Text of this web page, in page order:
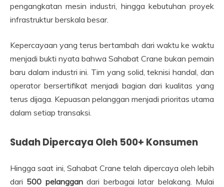
pengangkatan mesin industri, hingga kebutuhan proyek
infrastruktur berskala besar.
Kepercayaan yang terus bertambah dari waktu ke waktu
menjadi bukti nyata bahwa Sahabat Crane bukan pemain
baru dalam industri ini. Tim yang solid, teknisi handal, dan
operator bersertifikat menjadi bagian dari kualitas yang
terus dijaga. Kepuasan pelanggan menjadi prioritas utama
dalam setiap transaksi.
Sudah Dipercaya Oleh 500+ Konsumen
Hingga saat ini, Sahabat Crane telah dipercaya oleh lebih
dari 500 pelanggandari berbagai latar belakang. Mulai